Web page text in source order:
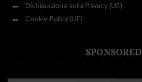
Dichiarazione sulla Privacy (UE)
Cookie Policy (UE)
SPONSORED